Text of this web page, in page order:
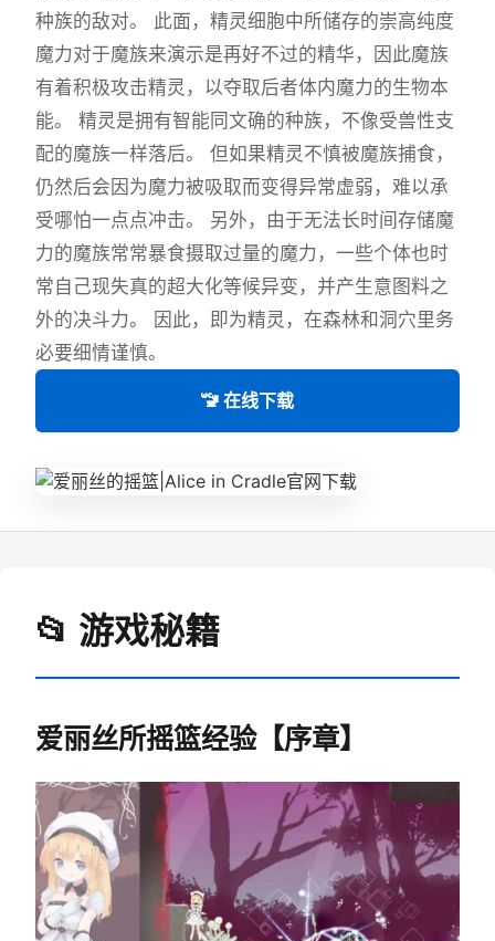
种族的敌对。 此面，精灵细胞中所储存的崇高纯度
魔力对于魔族来演示是再好不过的精华，因此魔族
有着积极攻击精灵，以夺取后者体内魔力的生物本
能。 精灵是拥有智能同文确的种族，不像受兽性支
配的魔族一样落后。 但如果精灵不慎被魔族捕食，
仍然后会因为魔力被吸取而变得异常虚弱，难以承
受哪怕一点点冲击。 另外，由于无法长时间存储魔
力的魔族常常暴食摄取过量的魔力，一些个体也时
常自己现失真的超大化等候异变，并产生意图料之
外的决斗力。 因此，即为精灵，在森林和洞穴里务
必要细情谨慎。
🚾 在线下载
📂 游戏秘籍
爱丽丝所摇篮经验【序章】